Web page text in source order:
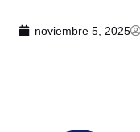
noviembre 5, 2025